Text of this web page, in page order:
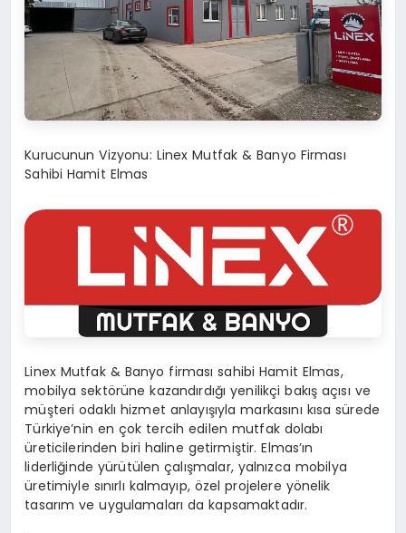
Kurucunun Vizyonu: Linex Mutfak & Banyo Firması
Sahibi Hamit Elmas
Linex Mutfak & Banyo firması sahibi Hamit Elmas,
mobilya sektörüne kazandırdığı yenilikçi bakış açısı ve
müşteri odaklı hizmet anlayışıyla markasını kısa sürede
Türkiye’nin en çok tercih edilen mutfak dolabı
üreticilerinden biri haline getirmiştir. Elmas’ın
liderliğinde yürütülen çalışmalar, yalnızca mobilya
üretimiyle sınırlı kalmayıp, özel projelere yönelik
tasarım ve uygulamaları da kapsamaktadır.